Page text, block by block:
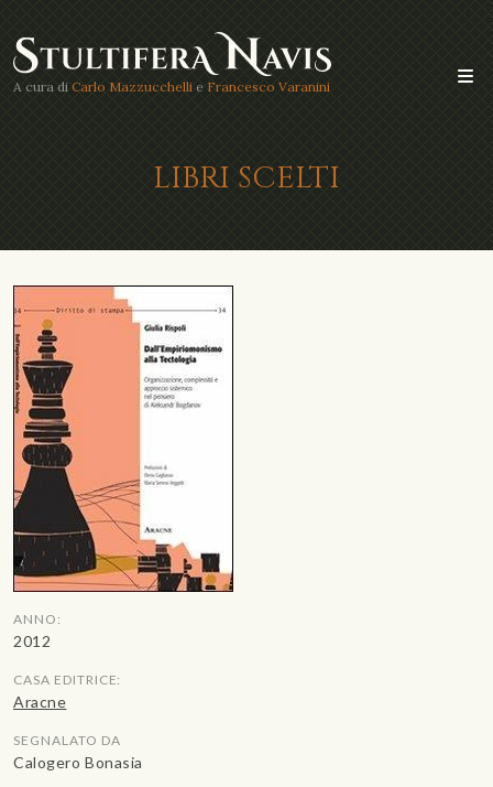
A cura di Carlo Mazzucchelli e Francesco Varanini
LIBRI SCELTI
ANNO:
2012
CASA EDITRICE:
Aracne
SEGNALATO DA
Calogero Bonasia